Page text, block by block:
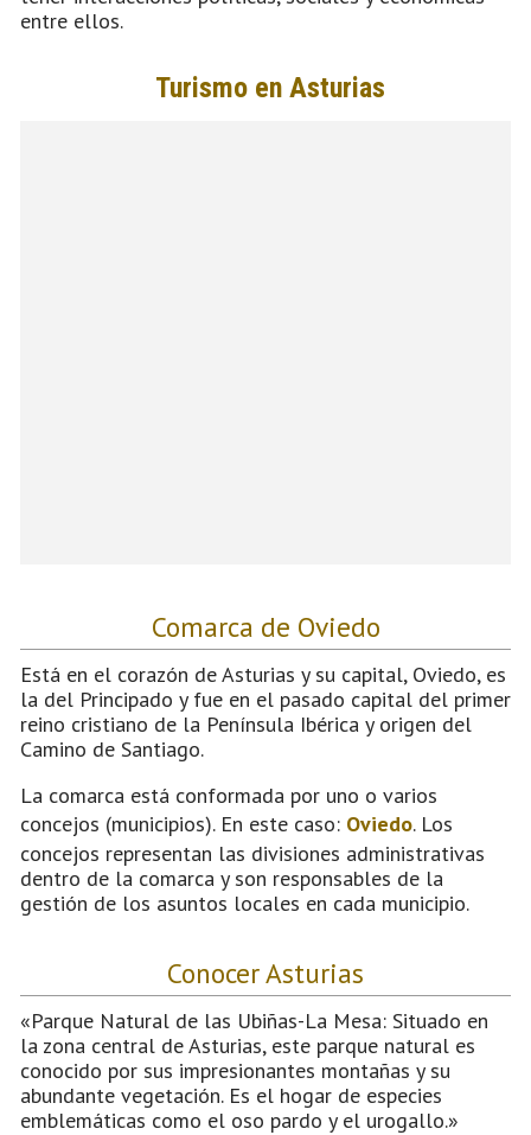
entre ellos.
Comarca de Oviedo
Está en el corazón de Asturias y su capital, Oviedo, es
la del Principado y fue en el pasado capital del primer
reino cristiano de la Península Ibérica y origen del
Camino de Santiago.
La comarca está conformada por uno o varios
concejos (municipios). En este caso: Oviedo. Los
concejos representan las divisiones administrativas
dentro de la comarca y son responsables de la
gestión de los asuntos locales en cada municipio.
Conocer Asturias
«Parque Natural de las Ubiñas-La Mesa: Situado en
la zona central de Asturias, este parque natural es
conocido por sus impresionantes montañas y su
abundante vegetación. Es el hogar de especies
emblemáticas como el oso pardo y el urogallo.»